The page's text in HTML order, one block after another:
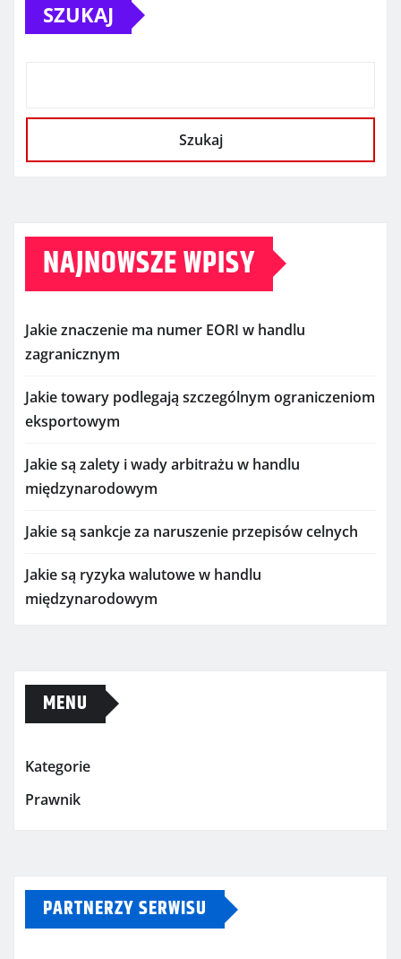
SZUKAJ
Szukaj
NAJNOWSZE WPISY
Jakie znaczenie ma numer EORI w handlu
zagranicznym
Jakie towary podlegają szczególnym ograniczeniom
eksportowym
Jakie są zalety i wady arbitrażu w handlu
międzynarodowym
Jakie są sankcje za naruszenie przepisów celnych
Jakie są ryzyka walutowe w handlu
międzynarodowym
MENU
Kategorie
Prawnik
PARTNERZY SERWISU